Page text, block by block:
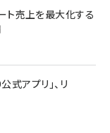
ト売上を最大化する
アプリ」、リ